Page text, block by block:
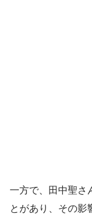
一方で、田中聖さ
とがあり、その影